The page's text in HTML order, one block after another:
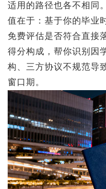
适用的路径也各不相同
值在于：基于你的毕业
免费评估是否符合直接
得分构成，帮你识别因
构、三方协议不规范导
窗口期。